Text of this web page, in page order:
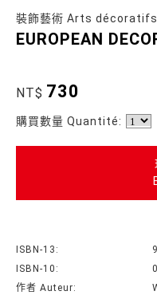
裝飾藝術 Arts décoratifs
EUROPEAN
NT$ 730
購買數量 Quantité:
ISBN-13:
ISBN-10:
作者 Auteur: